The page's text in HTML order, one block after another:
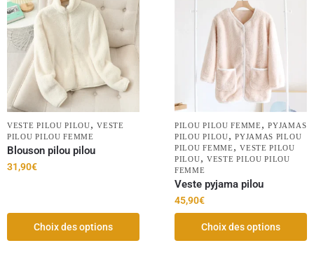
VESTE PILOU PILOU,VESTE
PILOU PILOU FEMME
Blouson pilou pilou
31,90€
Choix des options
PILOU PILOU FEMME,PYJAMAS
PILOU PILOU,PYJAMAS PILOU
PILOU FEMME,VESTE PILOU
PILOU, VESTE PILOU PILOU
FEMME
Veste pyjama pilou
45,90€
Choix des options